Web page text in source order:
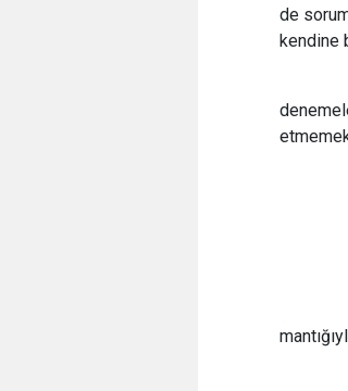
de
kendine
İş